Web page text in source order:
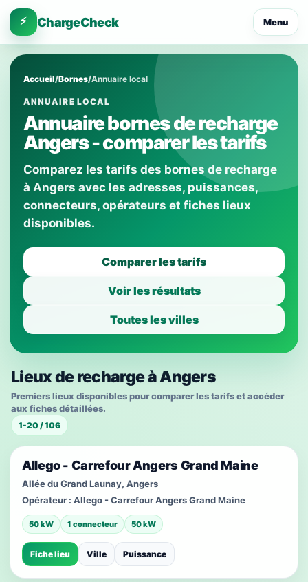
⚡ ChargeCheck Menu
Accueil/Bornes/Annuaire local
ANNUAIRE LOCAL
Annuaire bornes de recharge
Angers - comparer les tarifs
Comparez les tarifs des bornes de recharge
à Angers avec les adresses, puissances,
connecteurs, opérateurs et fiches lieux
disponibles.
Comparer les tarifs
Voir les résultats
Toutes les villes
Lieux de recharge à Angers
Premiers lieux disponibles pour comparer les tarifs et accéder
aux fiches détaillées.
1-20 / 106
Allego - Carrefour Angers Grand Maine
Allée du Grand Launay, Angers
Opérateur : Allego - Carrefour Angers Grand Maine
50 kW 1 connecteur 50 kW
Fiche lieu Ville Puissance